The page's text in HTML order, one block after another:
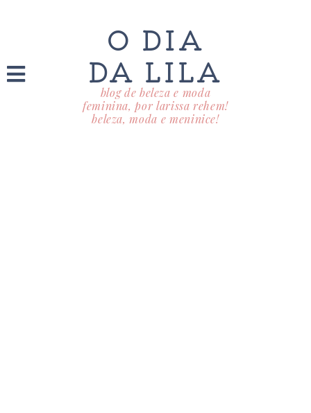
O DIA
DA LILA
blog de beleza e moda
feminina, por larissa rehem!
beleza, moda e meninice!